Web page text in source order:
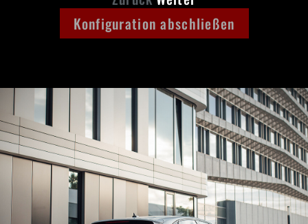
Konfiguration abschließen